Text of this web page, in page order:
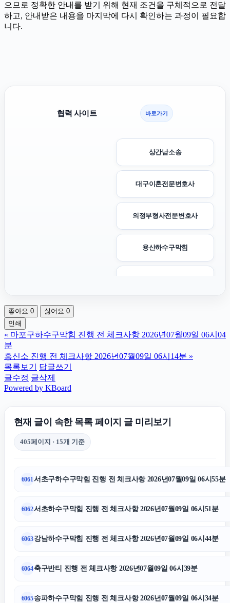
으므로 정확한 안내를 받기 위해 현재 조건을 구체적으로 전달
하고, 안내받은 내용을 마지막에 다시 확인하는 과정이 필요합
니다.
협력 사이트 바로가기
상간남소송
대구이혼전문변호사
의정부형사전문변호사
용산하수구막힘
수원흥신소
강아지보호소
인스타 팔로워
남양주변호사
좋아요 0 싫어요 0
인쇄
« 마포구하수구막힘 진행 전 체크사항 2026년07월09일 06시04
분
흥신소 진행 전 체크사항 2026년07월09일 06시14분 »
목록보기
답글쓰기
글수정 글삭제
Powered by KBoard
현재 글이 속한 목록 페이지 글 미리보기
405페이지 · 15개 기준
6061 서초구하수구막힘 진행 전 체크사항 2026년07월09일 06시55분
6062서초하수구막힘 진행 전 체크사항 2026년07월09일 06시51분
6063강남하수구막힘 진행 전 체크사항 2026년07월09일 06시44분
6064축구반티 진행 전 체크사항 2026년07월09일 06시39분
6065송파하수구막힘 진행 전 체크사항 2026년07월09일 06시34분